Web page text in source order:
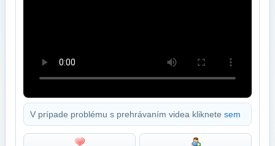
V prípade problému s prehrávaním videa kliknete sem